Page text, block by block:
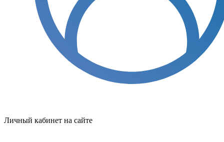
Личный кабинет на сайте